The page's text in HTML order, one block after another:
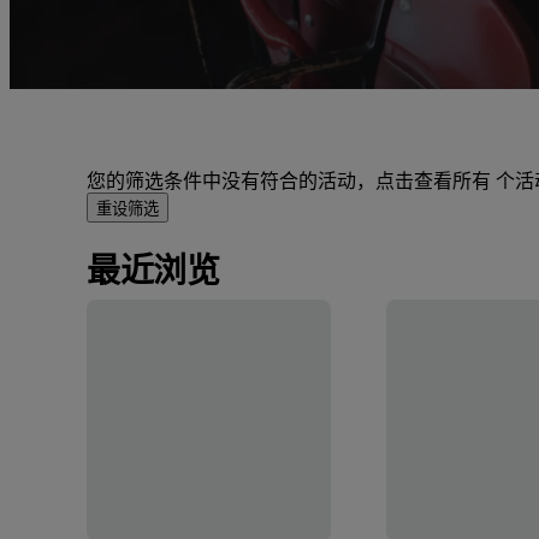
您的筛选条件中没有符合的活动，点击查看所有 个活
重设筛选
最近浏览